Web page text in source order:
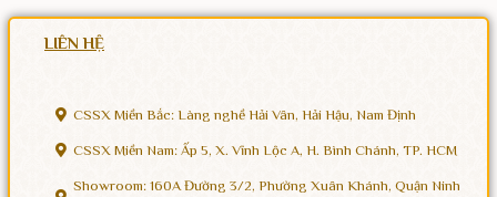
LIÊN HỆ
CSSX Miền Bắc: Làng nghề Hải Vân, Hải Hậu, Nam Định
CSSX Miền Nam: Ấp 5, X. Vĩnh Lộc A, H. Bình Chánh, TP. HCM
Showroom: 160A Đường 3/2, Phường Xuân Khánh, Quận Ninh